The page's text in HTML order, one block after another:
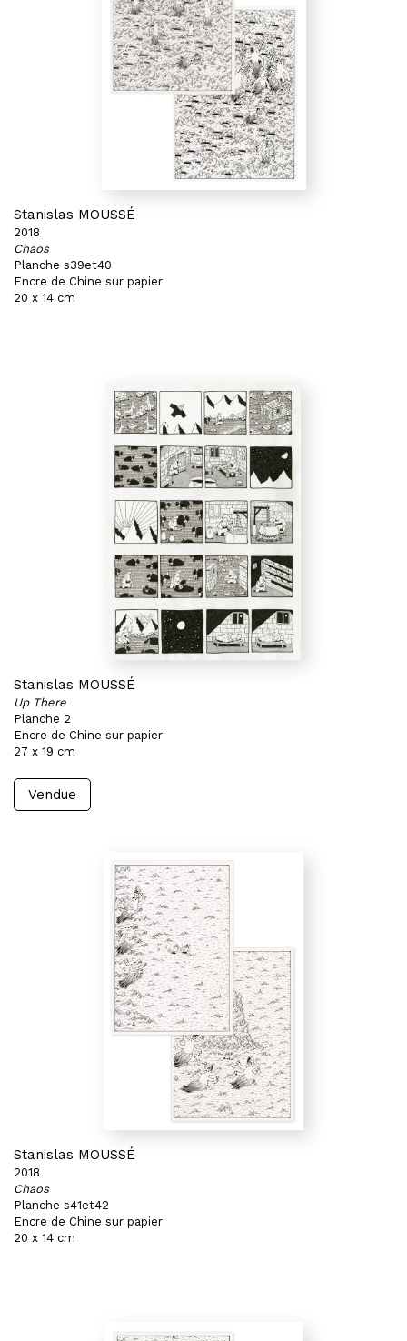
Stanislas MOUSSÉ
2018
Chaos
Planche s39et40
Encre de Chine sur papier
20 x 14 cm
Stanislas MOUSSÉ
Up There
Planche 2
Encre de Chine sur papier
27 x 19 cm
Vendue
Stanislas MOUSSÉ
2018
Chaos
Planche s41et42
Encre de Chine sur papier
20 x 14 cm